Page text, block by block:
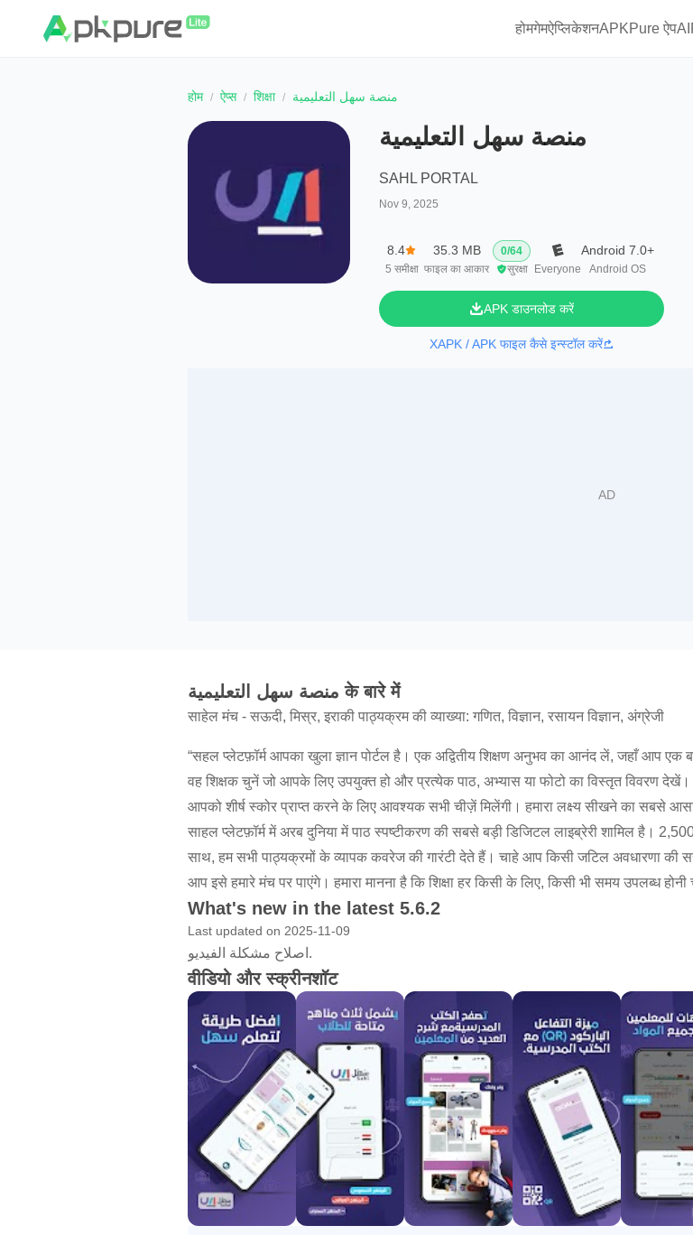
होमगेमऐप्लिकेशनAPKPure ऐप
होम ऐप्स शिक्षा منصة سهل التعليمية
منصة سهل التعليمية
SAHL PORTAL
Nov 9, 2025
8.4
5 समीक्षा
35.3 MB
फाइल का आकार
0/64
सुरक्षा
Everyone
Android 7.0+
Android OS
APK डाउनलोड करें
XAPK / APK फाइल कैसे इन्स्टॉल करें
منصة سهل التعليمية के बारे में
साहेल मंच - सऊदी, मिस्र, इराकी पाठ्यक्रम की व्याख्या: गणित, विज्ञान, रसायन विज्ञान, अंग्रेजी
“सहल प्लेटफ़ॉर्म आपका खुला ज्ञान पोर्टल है। एक अद्वितीय शिक्षण अनुभव का आनंद लें, जहाँ आप
वह शिक्षक चुनें जो आपके लिए उपयुक्त हो और प्रत्येक पाठ, अभ्यास या फोटो का विस्तृत विवरण
आपको शीर्ष स्कोर प्राप्त करने के लिए आवश्यक सभी चीज़ें मिलेंगी। हमारा लक्ष्य सीखने का सबसे
साहल प्लेटफ़ॉर्म में अरब दुनिया में पाठ स्पष्टीकरण की सबसे बड़ी डिजिटल लाइब्रेरी शामिल है।
साथ, हम सभी पाठ्यक्रमों के व्यापक कवरेज की गारंटी देते हैं। चाहे आप किसी जटिल अवधारणा की
आप इसे हमारे मंच पर पाएंगे। हमारा मानना ​​है कि शिक्षा हर किसी के लिए, किसी भी समय उपलब्ध होनी
What's new in the latest 5.6.2
Last updated on 2025-11-09
اصلاح مشكلة الفيديو.
वीडियो और स्क्रीनशॉट